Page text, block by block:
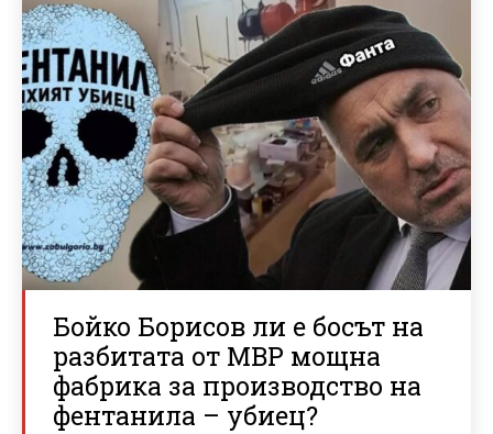
Бойко Борисов ли е босът на
разбитата от МВР мощна
фабрика за производство на
фентанила – убиец?